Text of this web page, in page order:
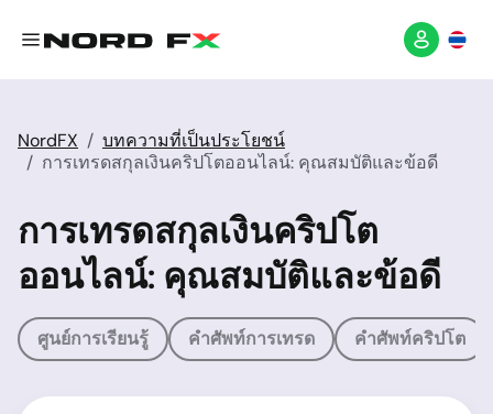
NordFX
บทความที่เป็นประโยชน์
การเทรดสกุลเงินคริปโตออนไลน์: คุณสมบัติและข้อดี
การเทรดสกุลเงินคริปโต
ออนไลน์: คุณสมบัติและข้อดี
ศูนย์การเรียนรู้ คำศัพท์การเทรด คำศัพท์คริปโต